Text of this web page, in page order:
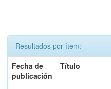
Resultados por ítem:
Fecha de
publicación
Título